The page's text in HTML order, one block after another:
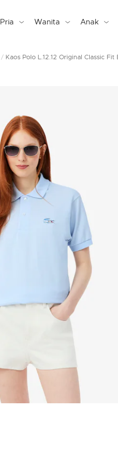
Pria Wanita Anak
Kaos Polo L.12.12 Original Classic